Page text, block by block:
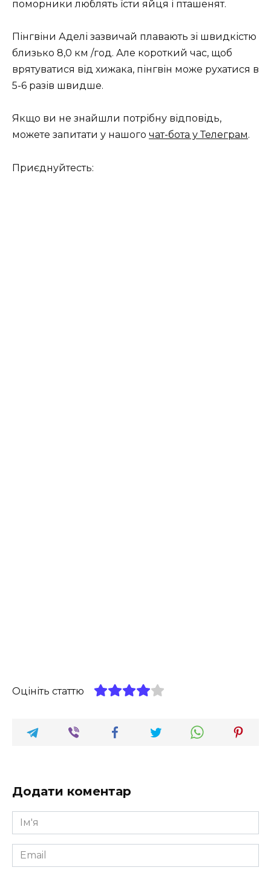
поморники люблять їсти яйця і пташенят.
Пінгвіни Аделі зазвичай плавають зі швидкістю
близько 8,0 км /год. Але короткий час, щоб
врятуватися від хижака, пінгвін може рухатися в
5-6 разів швидше.
Якщо ви не знайшли потрібну відповідь,
можете запитати у нашого чат-бота у Телеграм.
Приєднуйтесть:
Оцініть статтю
Додати коментар
Ім'я
*
Email
*